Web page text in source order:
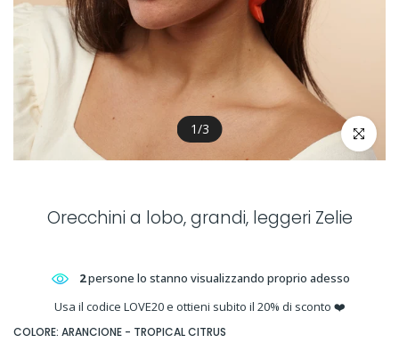
1/3 clicca per
Orecchini a lobo, grandi, leggeri Zelie
2persone lo stanno visualizzando proprio adesso
Usa il codice LOVE20 e ottieni subito il 20% di sconto ❤️
COLORE: ARANCIONE - TROPICAL CITRUS